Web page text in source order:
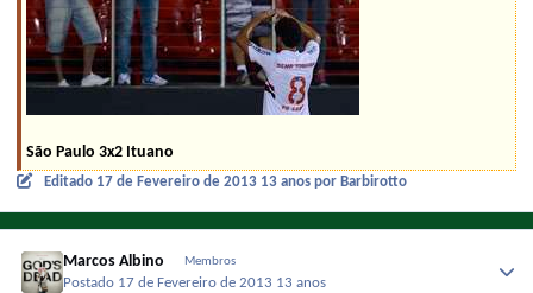
São Paulo 3x2 Ituano
Editado 17 de Fevereiro de 2013 13 anos por Barbirotto
Marcos Albino Membros
Postado 17 de Fevereiro de 2013 13 anos